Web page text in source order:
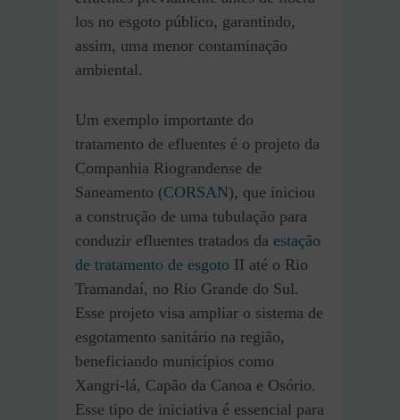
los no esgoto público, garantindo,
assim, uma menor contaminação
ambiental.
Um exemplo importante do
tratamento de efluentes é o projeto da
Companhia Riograndense de
Saneamento (CORSAN), que iniciou
a construção de uma tubulação para
conduzir efluentes tratados da estação
de tratamento de esgoto II até o Rio
Tramandaí, no Rio Grande do Sul.
Esse projeto visa ampliar o sistema de
esgotamento sanitário na região,
beneficiando municípios como
Xangri-lá, Capão da Canoa e Osório.
Esse tipo de iniciativa é essencial para